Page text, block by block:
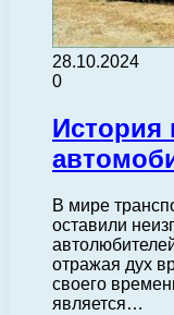
28.10.2024
0
История
В мире
оставили
отражая дух
своего
является…